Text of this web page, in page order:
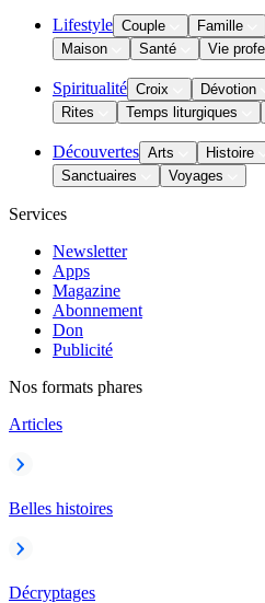
Lifestyle Couple Famille
Maison
Santé Vie
Spiritualité Croix Dévotion
Rites
Temps liturgiques
Découvertes Arts Histoire
Sanctuaires
Voyages
Services
Newsletter
Apps
Magazine
Abonnement
Don
Publicité
Nos formats phares
Articles
Belles histoires
Décryptages